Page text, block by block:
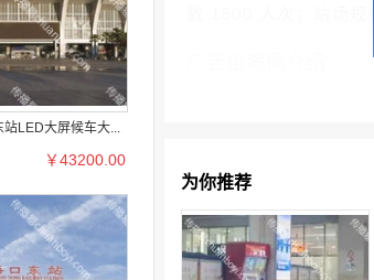
LED大屏候车大...
￥43200.00
为你推荐